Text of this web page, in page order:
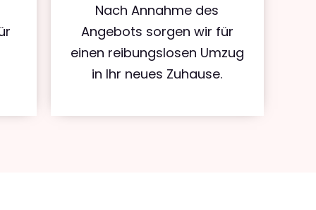
Nach Annahme des
Angebots sorgen wir für
einen reibungslosen Umzug
in Ihr neues Zuhause.